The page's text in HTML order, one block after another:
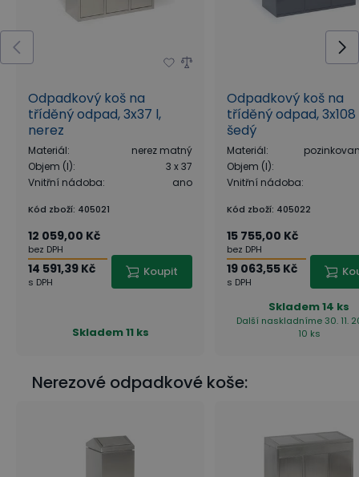
Odpadkový koš na
tříděný odpad, 3x37 l,
nerez
Materiál:
nerez matný
Objem (l):
3 x 37
Vnitřní nádoba: ano
Kód zboží: 405021
12 059,00 Kč
bez DPH
14 591,39 Kč
s DPH
Koupit
Skladem11 ks
Odpadkový koš na
tříděný odpad, 3x108
šedý
Materiál:
Objem (l):
Vnitřní nádoba:
Kód zboží: 405022
15 755,00 Kč
bez DPH
19 063,55 Kč
s DPH
Skladem14 ks
Další naskladníme 30. 11.
10 ks
Nerezové odpadkové koše: